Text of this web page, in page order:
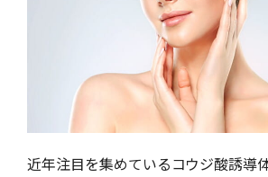
近年注目を集めているコウジ酸誘導